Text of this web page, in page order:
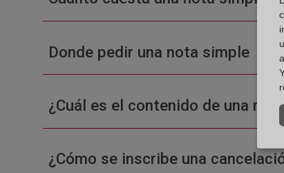
Donde pedir una nota simple
¿Cuál es el contenido de una
¿Cómo se inscribe una